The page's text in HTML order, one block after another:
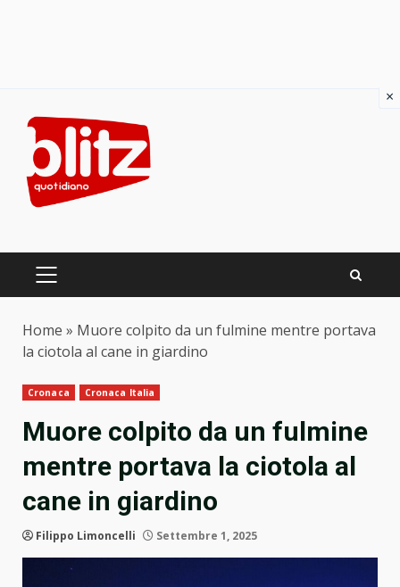
content
PRIMARY
Home » Muore colpito da un fulmine mentre portava
la ciotola al cane in giardino
Cronaca Cronaca Italia
Muore colpito da un fulmine
mentre portava la ciotola al
cane in giardino
Filippo Limoncelli Settembre 1, 2025
×